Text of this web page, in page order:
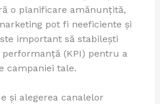
o planificare amănunțită,
pot fi neeficiente și
important să stabilești
(KPI) pentru a
campaniei tale.
și alegerea canalelor